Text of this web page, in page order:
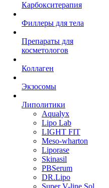
Карбокситерапия
Филлеры для тела
Препараты для
косметологов
Коллаген
Экзосомы
Липолитики
Aqualyx
Lipo Lab
LIGHT FIT
Meso-wharton
Liporase
Skinasil
PBSerum
DR.Lipo
Super V-line Sol